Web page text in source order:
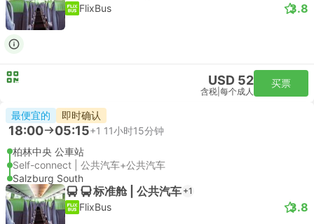
FlixBus 3.8
USD 52
含税 每个成人
买票
最便宜的 即时确认
18:00 05:15+1 11小时15分钟
柏林中央 公車站
Self-connect | 公共汽车+公共汽车
Salzburg South
标准舱 | 公共汽车 +1
FlixBus 3.8